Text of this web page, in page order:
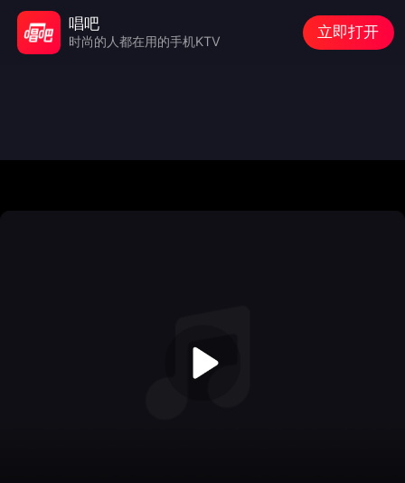
唱吧
时尚的人都在用的手机KTV
立即打开